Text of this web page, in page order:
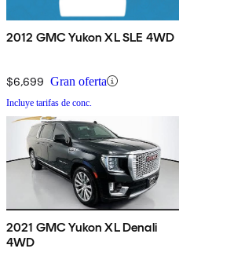
2012 GMC Yukon XL SLE 4WD
$6,699 Gran oferta
Incluye tarifas de conc.
2021 GMC Yukon XL Denali
4WD